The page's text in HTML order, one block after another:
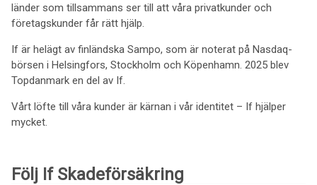
länder som tillsammans ser till att våra privatkunder och
företagskunder får rätt hjälp.
If är helägt av finländska Sampo, som är noterat på Nasdaq-
börsen i Helsingfors, Stockholm och Köpenhamn. 2025 blev
Topdanmark en del av If.
Vårt löfte till våra kunder är kärnan i vår identitet – If hjälper
mycket.
Följ If Skadeförsäkring